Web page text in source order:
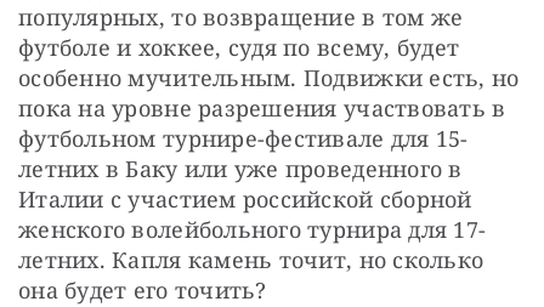
популярных, то возвращение в том же
футболе и хоккее, судя по всему, будет
особенно мучительным. Подвижки есть, но
пока на уровне разрешения участвовать в
футбольном турнире-фестивале для 15-
летних в Баку или уже проведенного в
Италии с участием российской сборной
женского волейбольного турнира для 17-
летних. Капля камень точит, но сколько
она будет его точить?